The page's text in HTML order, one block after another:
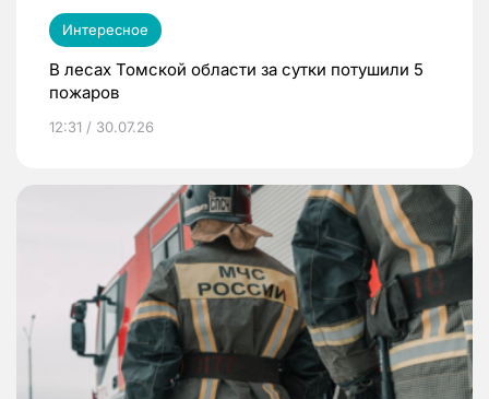
Интересное
В лесах Томской области за сутки потушили 5
пожаров
12:31 / 30.07.26